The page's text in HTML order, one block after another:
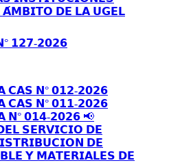
𝗔́𝗠𝗕𝗜𝗧𝗢 𝗗𝗘 𝗟𝗔 𝗨𝗚𝗘𝗟
𝟭𝟮𝟳-𝟮𝟬𝟮𝟲
𝗡° 𝟬𝟭𝟮-𝟮𝟬𝟮𝟲
𝗡° 𝟬𝟭𝟭-𝟮𝟬𝟮𝟲
𝟬𝟭𝟰-𝟮𝟬𝟮𝟲 📢
𝗦𝗘𝗥𝗩𝗜𝗖𝗜𝗢 𝗗𝗘
𝗗𝗘
𝗬 𝗠𝗔𝗧𝗘𝗥𝗜𝗔𝗟𝗘𝗦 𝗗𝗘